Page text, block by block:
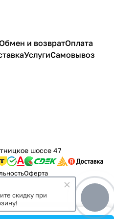
дуб
соном
и возвратОплата
УслугиСамовывоз
шоссе 47
Оферта
скидку при